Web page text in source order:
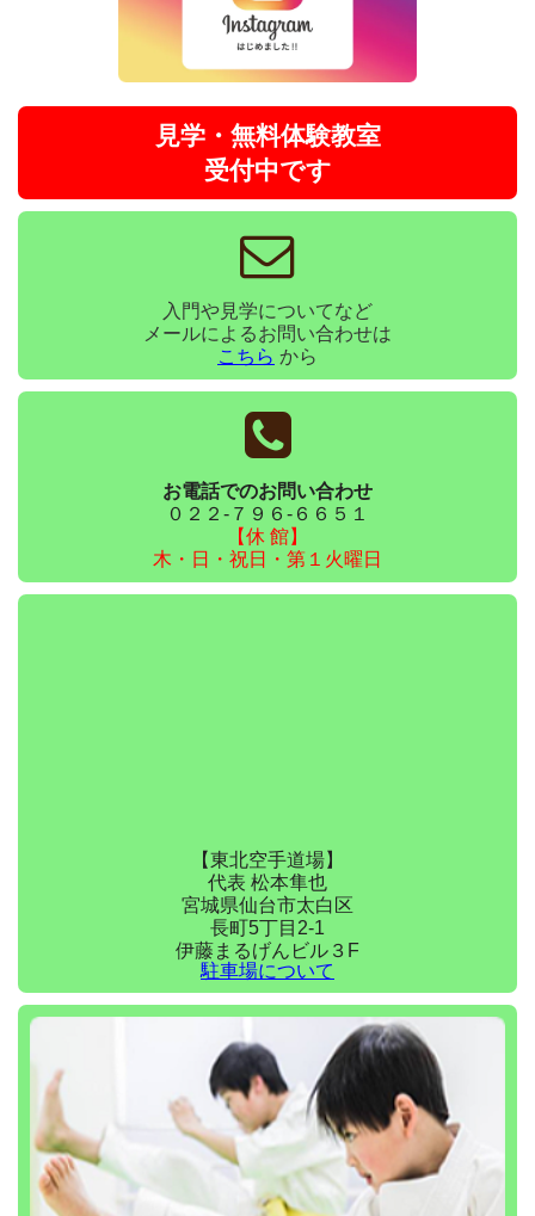
見学・無料体験教室
受付中です
入門や見学についてなど
メールによるお問い合わせは
こちら から
お電話でのお問い合わせ
０２２-７９６-６６５１
【休 館】
木・日・祝日・第１火曜日
【東北空手道場】
代表 松本隼也
宮城県仙台市太白区
長町5丁目2-1
伊藤まるげんビル３F
駐車場について